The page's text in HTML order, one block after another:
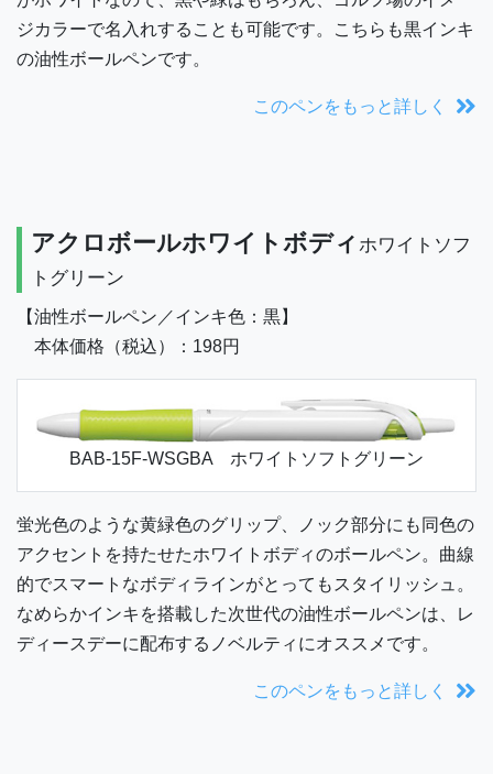
ジカラーで名入れすることも可能です。こちらも黒インキ
の油性ボールペンです。
このペンをもっと詳しく
アクロボールホワイトボディ ホワイトソフ
トグリーン
【油性ボールペン／インキ色：黒】
本体価格（税込）：198円
BAB-15F-WSGBA ホワイトソフトグリーン
蛍光色のような黄緑色のグリップ、ノック部分にも同色の
アクセントを持たせたホワイトボディのボールペン。曲線
的でスマートなボディラインがとってもスタイリッシュ。
なめらかインキを搭載した次世代の油性ボールペンは、レ
ディースデーに配布するノベルティにオススメです。
このペンをもっと詳しく